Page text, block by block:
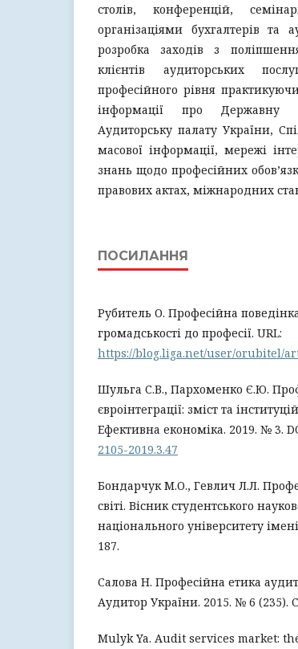
столів, конференцій,
організаціями бухгалтерів та
розробка заходів з
клієнтів аудиторських
професійного рівня
інформації про Державну
Аудиторську палату України,
масової інформації, мережі
знань щодо професійних
правових актах, міжнародних
ПОСИЛАННЯ
Рубитель О. Професійна
громадськості до професії. URL:
https://blog.liga.net/user/orubitel/
Шульга С.В., Пархоменко Є.Ю.
євроінтеграції: зміст та
Ефективна економіка. 2019. № 3.
2105-2019.3.47
Бондарчук М.О., Гевлич Л.Л.
світі. Вісник студентського
національного університету
187.
Салова Н. Професійна етика
Аудитор України. 2015. № 6 (235).
Mulyk Ya. Audit services market: